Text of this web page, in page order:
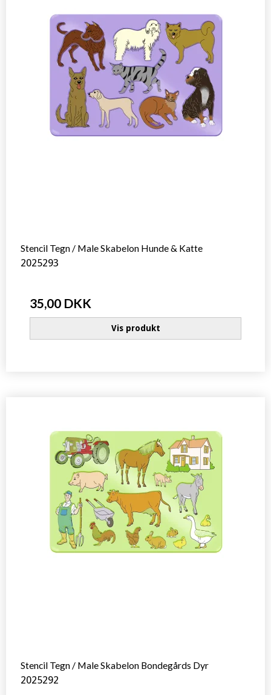
Stencil Tegn / Male Skabelon Hunde & Katte
2025293
35,00 DKK
Vis produkt
Stencil Tegn / Male Skabelon Bondegårds Dyr
2025292